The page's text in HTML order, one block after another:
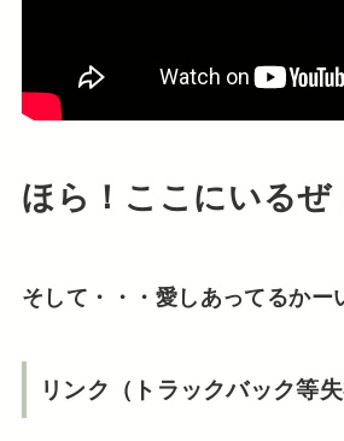
ほら！ここにいるぜ
そして・・・愛しあってるかー
リンク（トラックバック等失